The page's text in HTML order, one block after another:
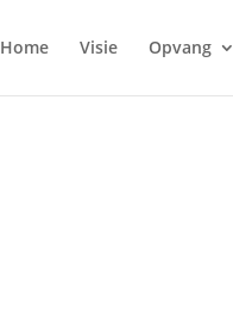
Home Visie Opvang